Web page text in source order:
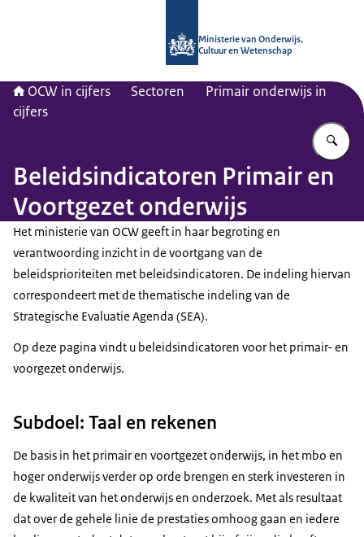
Ministerie van Onderwijs,
Cultuur en Wetenschap
OCW in cijfers Sectoren
Primair onderwijs in
cijfers
Beleidsindicatoren Primair en
Voortgezet onderwijs
Het ministerie van OCW geeft in haar begroting en
verantwoording inzicht in de voortgang van de
beleidsprioriteiten met beleidsindicatoren. De indeling hiervan
correspondeert met de thematische indeling van de
Strategische Evaluatie Agenda (SEA).
Op deze pagina vindt u beleidsindicatoren voor het primair- en
voorgezet onderwijs.
Subdoel: Taal en rekenen
De basis in het primair en voortgezet onderwijs, in het mbo en
hoger onderwijs verder op orde brengen en sterk investeren in
de kwaliteit van het onderwijs en onderzoek. Met als resultaat
dat over de gehele linie de prestaties omhoog gaan en iedere